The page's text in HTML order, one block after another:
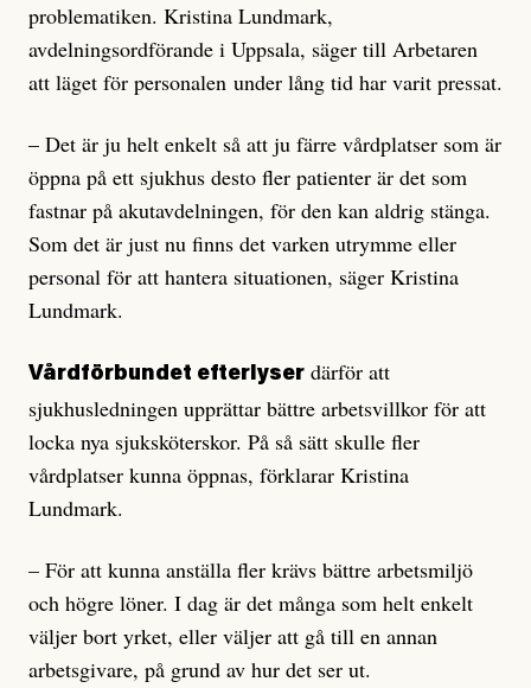
problematiken. Kristina Lundmark,
avdelningsordförande i Uppsala, säger till Arbetaren
att läget för personalen under lång tid har varit pressat.
– Det är ju helt enkelt så att ju färre vårdplatser som är
öppna på ett sjukhus desto fler patienter är det som
fastnar på akutavdelningen, för den kan aldrig stänga.
Som det är just nu finns det varken utrymme eller
personal för att hantera situationen, säger Kristina
Lundmark.
Vårdförbundet efterlyser därför att
sjukhusledningen upprättar bättre arbetsvillkor för att
locka nya sjuksköterskor. På så sätt skulle fler
vårdplatser kunna öppnas, förklarar Kristina
Lundmark.
– För att kunna anställa fler krävs bättre arbetsmiljö
och högre löner. I dag är det många som helt enkelt
väljer bort yrket, eller väljer att gå till en annan
arbetsgivare, på grund av hur det ser ut.